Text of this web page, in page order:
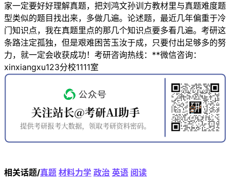
家一定要好好理解真题，把刘鸿文孙训方教材里与真题难度题
型类似的题目找出来，多做几遍。论述题，最近几年偏重于冷
门知识点，我在真题里点的那几个知识点要多看几遍。考研这
条路注定孤独，但是艰难困苦玉汝于成，只要付出足够多的努
力，就一定会收获成功！考研咨询热线：**微信咨询：
xinxiangxu123分校1111室
相关话题/真题 材料力学 政治 英语 阅读